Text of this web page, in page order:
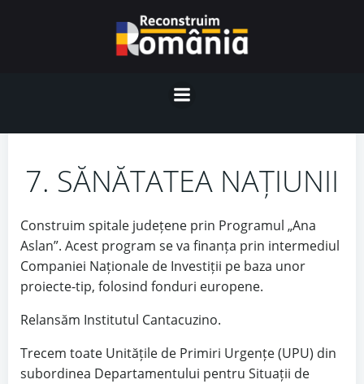
to
content
7. SĂNĂTATEA NAȚIUNII
Construim spitale județene prin Programul „Ana
Aslan”. Acest program se va finanța prin intermediul
Companiei Naționale de Investiții pe baza unor
proiecte-tip, folosind fonduri europene.
Relansăm Institutul Cantacuzino.
Trecem toate Unitățile de Primiri Urgențe (UPU) din
subordinea Departamentului pentru Situații de